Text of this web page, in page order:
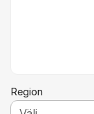
Region